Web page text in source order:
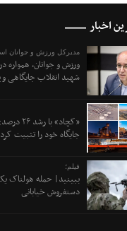
اخبار
مدیرکل ورزش و جوانان
ورزش و جوانان، همواره
شهید انقلاب جایگاهی
«کچاد» با
جایگاه خود را تثبیت کرد
فیلم؛
ببینید| حمله هولناک
دستفروش خیابانی